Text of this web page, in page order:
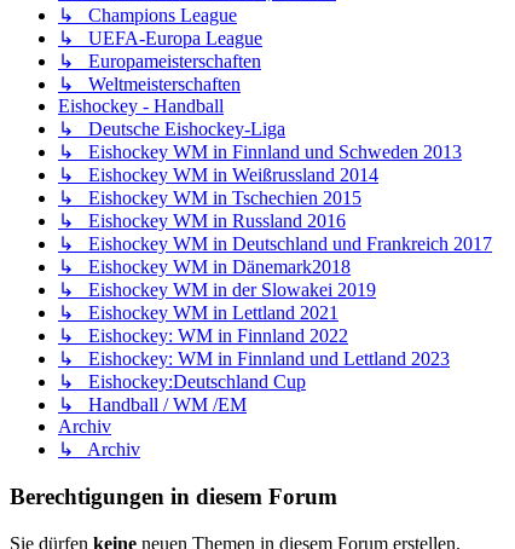
↳ Champions League
↳ UEFA-Europa League
↳ Europameisterschaften
↳ Weltmeisterschaften
Eishockey - Handball
↳ Deutsche Eishockey-Liga
↳ Eishockey WM in Finnland und Schweden 2013
↳ Eishockey WM in Weißrussland 2014
↳ Eishockey WM in Tschechien 2015
↳ Eishockey WM in Russland 2016
↳ Eishockey WM in Deutschland und Frankreich 2017
↳ Eishockey WM in Dänemark2018
↳ Eishockey WM in der Slowakei 2019
↳ Eishockey WM in Lettland 2021
↳ Eishockey: WM in Finnland 2022
↳ Eishockey: WM in Finnland und Lettland 2023
↳ Eishockey:Deutschland Cup
↳ Handball / WM /EM
Archiv
↳ Archiv
Berechtigungen in diesem Forum
Sie dürfen keine neuen Themen in diesem Forum erstellen.